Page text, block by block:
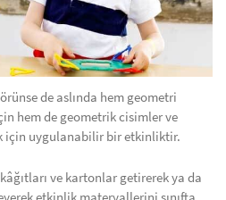
de aslında hem geometri
hem de geometrik cisimler ve
için uygulanabilir bir etkinliktir.
ve kartonlar getirerek ya da